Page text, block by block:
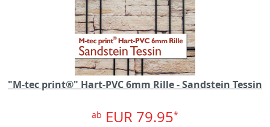
"M-tec print®" Hart-PVC 6mm Rille - Sandstein Tessin
ab EUR 79.95*